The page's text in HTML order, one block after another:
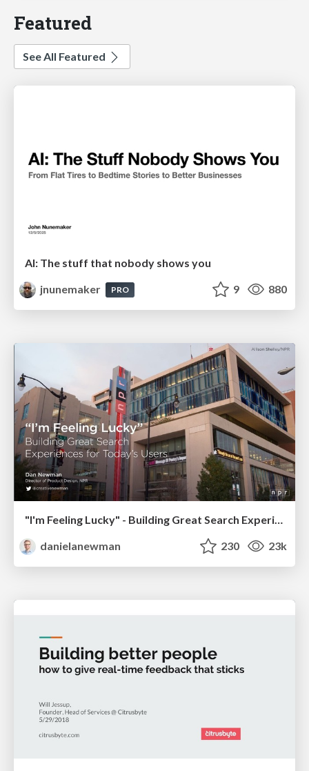
Featured
See All Featured
AI: The stuff that nobody shows you
jnunemaker
PRO 9 880
"I'm Feeling Lucky" - Building Great Search Experiences for Today's Users (#IAC19)
danielanewman
230 23k